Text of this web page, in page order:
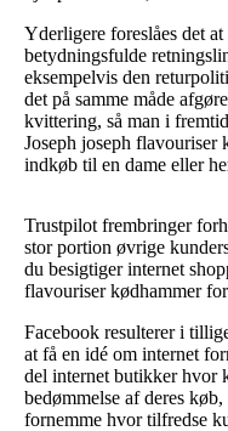
Yderligere foreslåes det
betydningsfulde
eksempelvis den
det på samme måde
kvittering, så man i
Joseph joseph flavouriser
indkøb til en dame eller
Trustpilot frembringer
stor portion øvrige
du besigtiger internet
flavouriser kødhammer
Facebook resulterer i
at få en idé om internet
del internet butikker hvor
bedømmelse af deres
fornemme hvor tilfredse